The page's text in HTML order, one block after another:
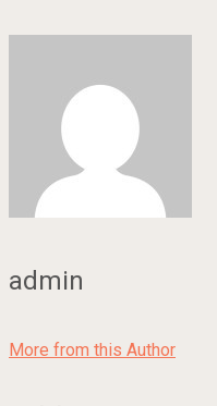
admin
More from this Author